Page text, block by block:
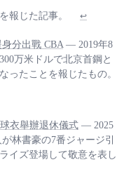
報じた記事。 ↩
分出戰 CBA— 2019年8
万米ドルで北京首鋼と
ったことを報じたもの。
衣舉辦退休儀式 — 2025
林書豪の7番ジャージ引
イズ登場して敬意を表し